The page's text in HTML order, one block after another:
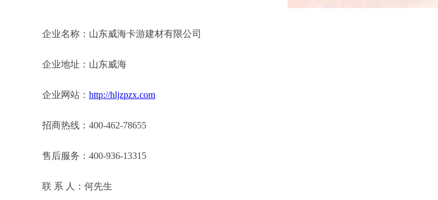
企业名称：山东威海卡游建材有限公司
企业地址：山东威海
企业网站： http://hljzpzx.com
招商热线：400-462-78655
售后服务：400-936-13315
联 系 人：何先生